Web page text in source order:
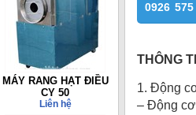
MÁY RANG HẠT ĐIỀU
CY 50
Liên hệ
0926
THÔNG
1. Động
– Động cơ